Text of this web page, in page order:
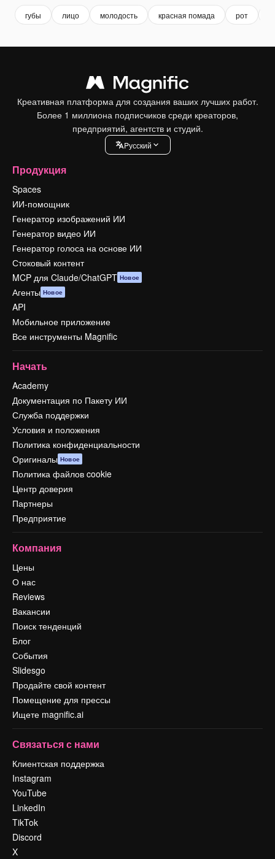
губы лицо молодость красная помада рот
Креативная платформа для создания ваших лучших работ.
Более 1 миллиона подписчиков среди креаторов,
предприятий, агентств и студий.
Pусский
Продукция
Spaces
ИИ-помощник
Генератор изображений ИИ
Генератор видео ИИ
Генератор голоса на основе ИИ
Стоковый контент
MCP для Claude/ChatGPT Новое
Агенты Новое
API
Мобильное приложение
Все инструменты Magnific
Начать
Academy
Документация по Пакету ИИ
Служба поддержки
Условия и положения
Политика конфиденциальности
Оригиналы Новое
Политика файлов cookie
Центр доверия
Партнеры
Предприятие
Компания
Цены
О нас
Reviews
Вакансии
Поиск тенденций
Блог
События
Slidesgo
Продайте свой контент
Помещение для прессы
Ищете magnific.ai
Связаться с нами
Клиентская поддержка
Instagram
YouTube
LinkedIn
TikTok
Discord
X